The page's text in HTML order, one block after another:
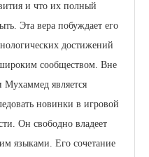
и что их полный
Эта вера побуждает его
достижений
сообществом. Вне
Мухаммед является
новинки в игровой
Он свободно владеет
языками. Его сочетание